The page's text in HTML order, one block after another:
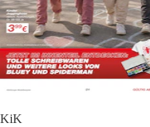
KiK